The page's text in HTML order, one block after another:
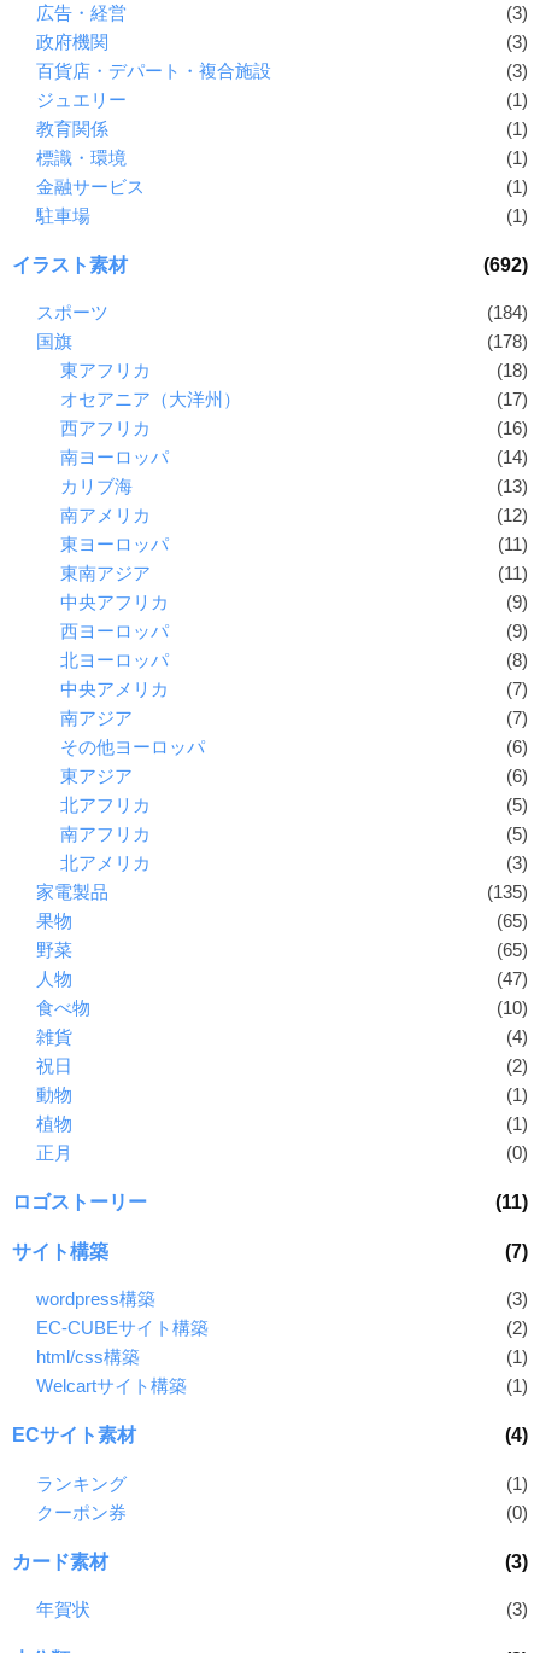
広告・経営
(3)
政府機関
(3)
百貨店・デパート・複合施設
(3)
ジュエリー
(1)
教育関係
(1)
標識・環境
(1)
金融サービス
(1)
駐車場
(1)
イラスト素材 (692)
スポーツ
(184)
国旗
(178)
東アフリカ
(18)
オセアニア（大洋州）
(17)
西アフリカ
(16)
南ヨーロッパ
(14)
カリブ海
(13)
南アメリカ
(12)
東ヨーロッパ
(11)
東南アジア
(11)
中央アフリカ
(9)
西ヨーロッパ
(9)
北ヨーロッパ
(8)
中央アメリカ
(7)
南アジア
(7)
その他ヨーロッパ
(6)
東アジア
(6)
北アフリカ
(5)
南アフリカ
(5)
北アメリカ
(3)
家電製品
(135)
果物
(65)
野菜
(65)
人物
(47)
食べ物
(10)
雑貨
(4)
祝日
(2)
動物
(1)
植物
(1)
正月
(0)
ロゴストーリー (11)
サイト構築 (7)
wordpress構築
(3)
EC-CUBEサイト構築
(2)
html/css構築
(1)
Welcartサイト構築
(1)
ECサイト素材 (4)
ランキング
(1)
クーポン券
(0)
カード素材 (3)
年賀状 (3)